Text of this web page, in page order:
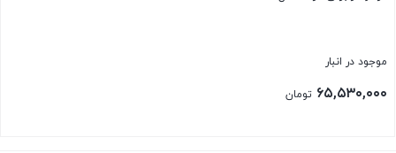
موجود در انبار
۶۵,۵۳۰,۰۰۰ تومان